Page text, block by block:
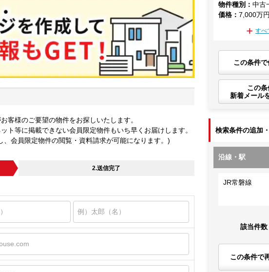
客様のご要望の物件をお探しいたします。
ト等に掲載できない会員限定物件もいち早くお届けします。
会員限定物件の閲覧・資料請求が可能になります。)
2.送信完了
物件種別 ：中古
価格 ：7,000万
すべ
この条件
この
新着メール
検索条件の追加
沿線・駅
JR常磐線
該当件数
この条件で